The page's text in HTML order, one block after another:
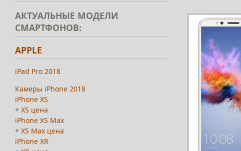
АКТУАЛЬНЫЕ МОДЕЛИ
СМАРТФОНОВ:
APPLE
iPad Pro 2018
Камеры iPhone 2018
iPhone XS
+ XS цена
iPhone XS Max
+ XS Max цена
iPhone XR